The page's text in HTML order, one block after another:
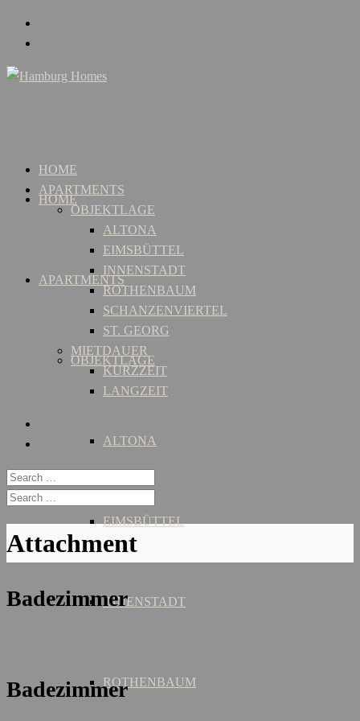
HOME
APARTMENTS
OBJEKTLAGE
ALTONA
EIMSBÜTTEL
INNENSTADT
ROTHENBAUM
HOME
APARTMENTS
OBJEKTLAGE
ALTONA
EIMSBÜTTEL
INNENSTADT
ROTHENBAUM
SCHANZENVIERTEL
ST. GEORG
MIETDAUER
KURZZEIT
LANGZEIT
Attachment
Badezimmer
Badezimmer